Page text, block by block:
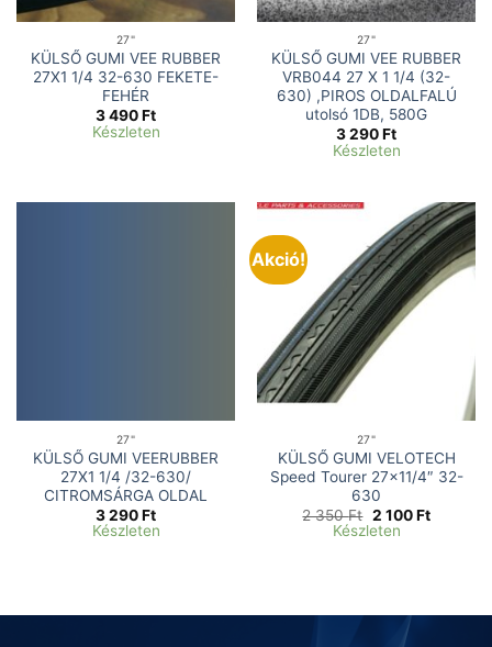
27"
KÜLSŐ GUMI VEE RUBBER
27X1 1/4 32-630 FEKETE-
FEHÉR
3 490Ft
Készleten
27"
KÜLSŐ GUMI VEE RUBBER
VRB044 27 X 1 1/4 (32-
630) ,PIROS OLDALFALÚ
utolsó 1DB, 580G
3 290Ft
Készleten
27"
KÜLSŐ GUMI VEERUBBER
27X1 1/4 /32-630/
CITROMSÁRGA OLDAL
3 290Ft
Készleten
Akció!
27"
KÜLSŐ GUMI VELOTECH
Speed Tourer 27×11/4″ 32-
630
2 350Ft Original
price
2 100FtCurrent
Készleten